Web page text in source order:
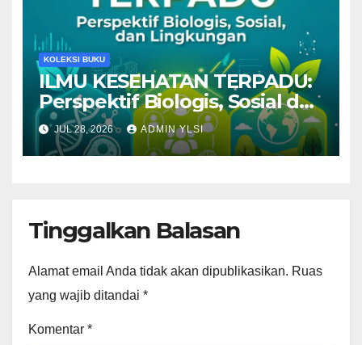
KOLEKSI BUKU
ILMU KESEHATAN TERPADU:
Perspektif Biologis, Sosial dan
Lingkungan
JUL 28, 2026 ADMIN YLSI
Tinggalkan Balasan
Alamat email Anda tidak akan dipublikasikan. Ruas
yang wajib ditandai *
Komentar *